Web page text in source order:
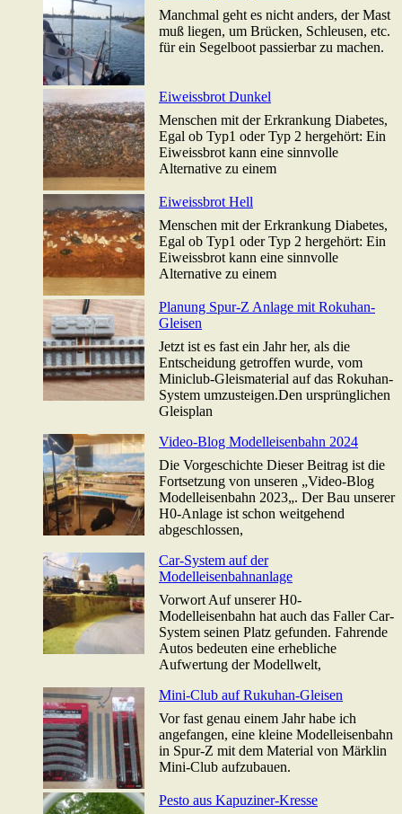
Manchmal geht es nicht anders, der Mast
muß liegen, um Brücken, Schleusen, etc.
für ein Segelboot passierbar zu machen.
Eiweissbrot Dunkel
Menschen mit der Erkrankung Diabetes,
Egal ob Typ1 oder Typ 2 hergehört: Ein
Eiweissbrot kann eine sinnvolle
Alternative zu einem
Eiweissbrot Hell
Menschen mit der Erkrankung Diabetes,
Egal ob Typ1 oder Typ 2 hergehört: Ein
Eiweissbrot kann eine sinnvolle
Alternative zu einem
Planung Spur-Z Anlage mit Rokuhan-
Gleisen
Jetzt ist es fast ein Jahr her, als die
Entscheidung getroffen wurde, vom
Miniclub-Gleismaterial auf das Rokuhan-
System umzusteigen.Den ursprünglichen
Gleisplan
Video-Blog Modelleisenbahn 2024
Die Vorgeschichte Dieser Beitrag ist die
Fortsetzung von unseren „Video-Blog
Modelleisenbahn 2023„. Der Bau unserer
H0-Anlage ist schon weitgehend
abgeschlossen,
Car-System auf der
Modelleisenbahnanlage
Vorwort Auf unserer H0-
Modelleisenbahn hat auch das Faller Car-
System seinen Platz gefunden. Fahrende
Autos bedeuten eine erhebliche
Aufwertung der Modellwelt,
Mini-Club auf Rukuhan-Gleisen
Vor fast genau einem Jahr habe ich
angefangen, eine kleine Modelleisenbahn
in Spur-Z mit dem Material von Märklin
Mini-Club aufzubauen.
Pesto aus Kapuziner-Kresse